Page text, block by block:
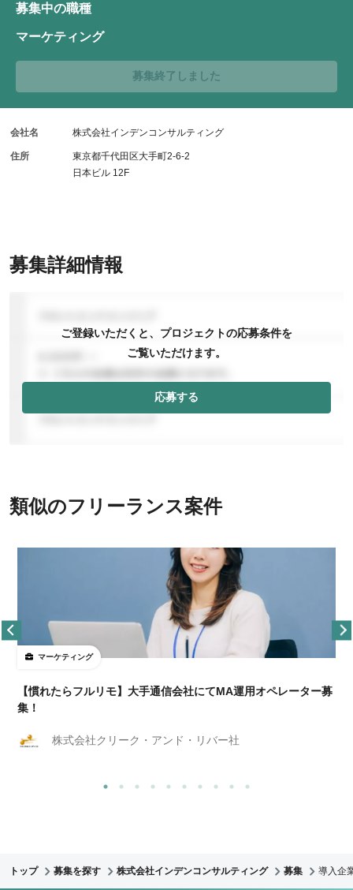
募集詳細情報
ご登録いただくと、プロジェクトの応募条件を
ご覧いただけます。
応募する
募集中の職種
マーケティング
募集終了しました
会社名 株式会社インデンコンサルティング
住所
東京都千代田区大手町2-6-2
日本ビル 12F
類似のフリーランス案件
マーケティング
【慣れたらフルリモ】大手通信会社にてMA運用オペレーター募
集！
株式会社クリーク・アンド・リバー社
トップ 募集を探す 株式会社インデンコンサルティング 募集 導入企